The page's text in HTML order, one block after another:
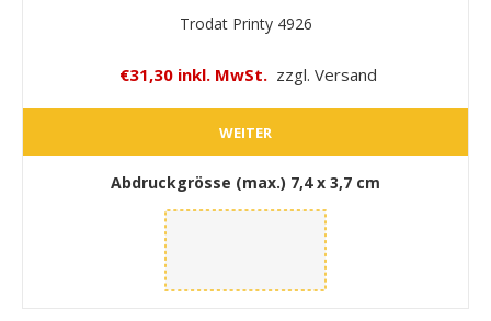
Trodat Printy 4926
€31,30 inkl. MwSt. zzgl. Versand
WEITER
Abdruckgrösse (max.) 7,4 x 3,7 cm